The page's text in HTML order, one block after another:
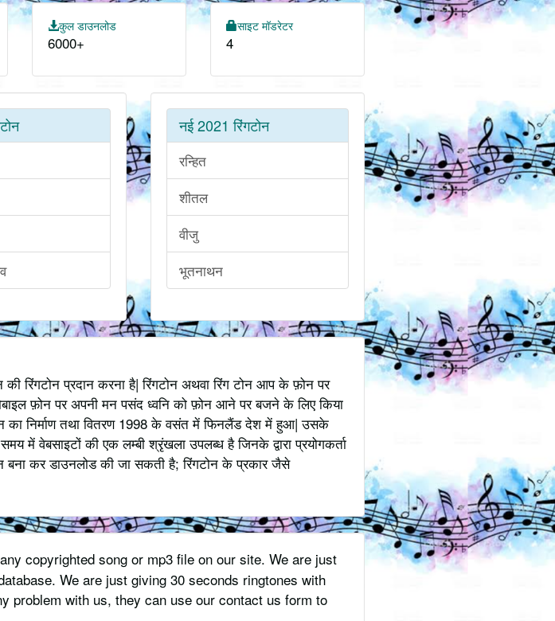
कुल डाउनलोड
6000+
साइट मॉडरेटर
4
नई 2021 रिंगटोन
रन्हित
शीतल
वीजु
भूतनाथन
की रिंगटोन प्रदान करना है| रिंगटोन अथवा रिंग टोन आप के फ़ोन पर
फ़ोन पर अपनी मन पसंद ध्वनि को फ़ोन आने पर बजने के लिए किया
का निर्माण तथा वितरण 1998 के वसंत में फिनलैंड देश में हुआ| उसके
वेबसाइटों की एक लम्बी श्रृंखला उपलब्ध है जिनके द्वारा प्रयोगकर्ता
बना कर डाउनलोड की जा सकती है; रिंगटोन के प्रकार जैसे
copyrighted song or mp3 file on our site. We are just
We are just giving 30 seconds ringtones with
problem with us, they can use our contact us form to